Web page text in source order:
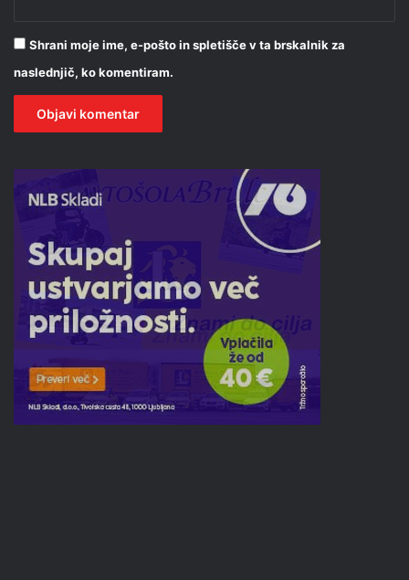
Shrani moje ime, e-pošto in spletišče v ta brskalnik za
naslednjič, ko komentiram.